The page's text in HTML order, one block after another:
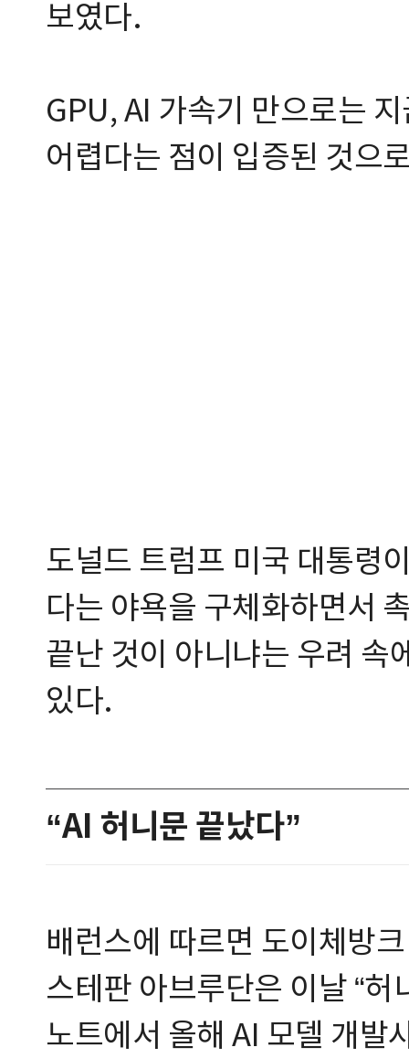
보였다.
GPU, AI 가속기 만으로는
어렵다는 점이 입증된 것으
도널드 트럼프 미국 대통령
다는 야욕을 구체화하면서
끝난 것이 아니냐는 우려 속
있다.
“AI 허니문 끝났다”
배런스에 따르면 도이체방
스테판 아브루단은 이날 “
노트에서 올해 AI 모델 개발